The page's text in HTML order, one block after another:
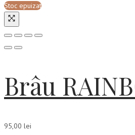
Stoc epuizat
Brâu
95,00 lei